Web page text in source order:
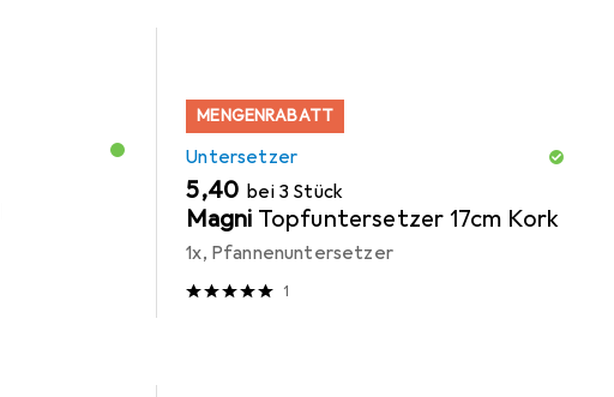
MENGENRABATT
Untersetzer
EUR
5,40 bei 3 Stück
Magni Topfuntersetzer 17cm Kork
1x, Pfannenuntersetzer
1